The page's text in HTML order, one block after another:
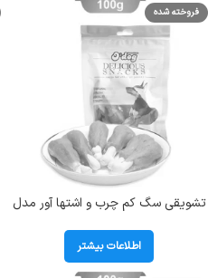
فروخته شده
تشویقی سگ کم چرب و اشتها آور مدل
گرم
اطلاعات بیشتر